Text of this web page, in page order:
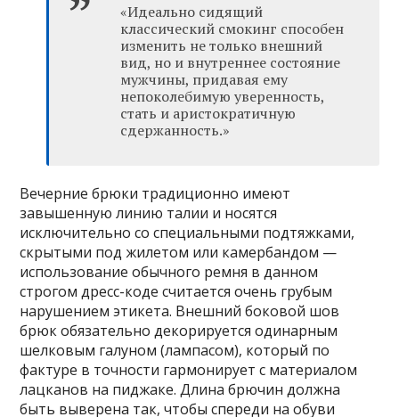
«Идеально сидящий
классический смокинг способен
изменить не только внешний
вид, но и внутреннее состояние
мужчины, придавая ему
непоколебимую уверенность,
стать и аристократичную
сдержанность.»
Вечерние брюки традиционно имеют
завышенную линию талии и носятся
исключительно со специальными подтяжками,
скрытыми под жилетом или камербандом —
использование обычного ремня в данном
строгом дресс-коде считается очень грубым
нарушением этикета. Внешний боковой шов
брюк обязательно декорируется одинарным
шелковым галуном (лампасом), который по
фактуре в точности гармонирует с материалом
лацканов на пиджаке. Длина брючин должна
быть выверена так, чтобы спереди на обуви